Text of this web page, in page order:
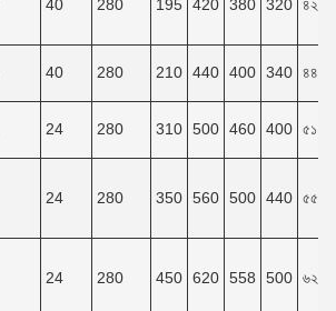
40 280 195 420 380 320
40 280 210 440 400 340
24 280 310 500 460 400
24 280 350 560 500 440
24 280 450 620 558 500